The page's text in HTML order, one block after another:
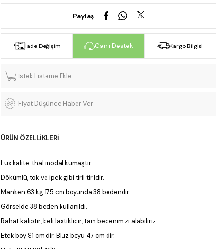
Paylaş
İade Değişim Canlı Destek Kargo Bilgisi
İstek Listeme Ekle
Fiyat Düşünce Haber Ver
ÜRÜN ÖZELLIKLERI
Lüx kalite ithal modal kumaştır.
Dökümlü, tok ve ipek gibi tiril tirildir.
Manken 63 kg 175 cm boyunda 38 bedendir.
Görselde 38 beden kullanıldı.
Rahat kalıptır, beli lastiklidir, tam bedenimizi alabiliriz.
Etek boy 91 cm dir. Bluz boyu 47 cm dir.